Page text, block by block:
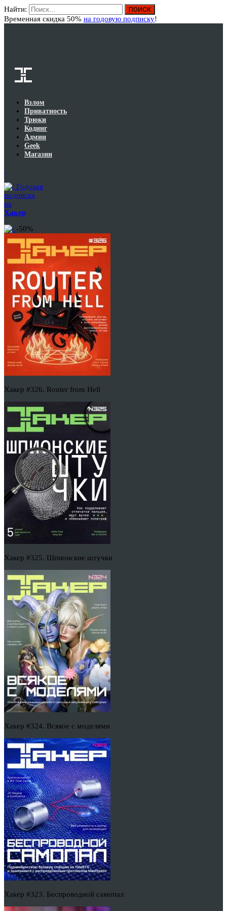
Найти:
Временная скидка 50% на годовую подписку!
Взлом
Приватность
Трюки
Кодинг
Админ
Geek
Магазин
Годовая
подписка
на
Хакер
-50%
Хакер #326. Router from Hell
Хакер #325. Шпионские штучки
Хакер #324. Всякое с моделями
Хакер #323. Беспроводной самопал